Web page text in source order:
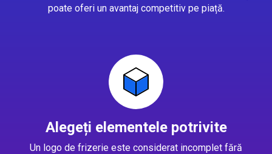
poate oferi un avantaj competitiv pe piață.
Alegeți elementele potrivite
Un logo de frizerie este considerat incomplet fără